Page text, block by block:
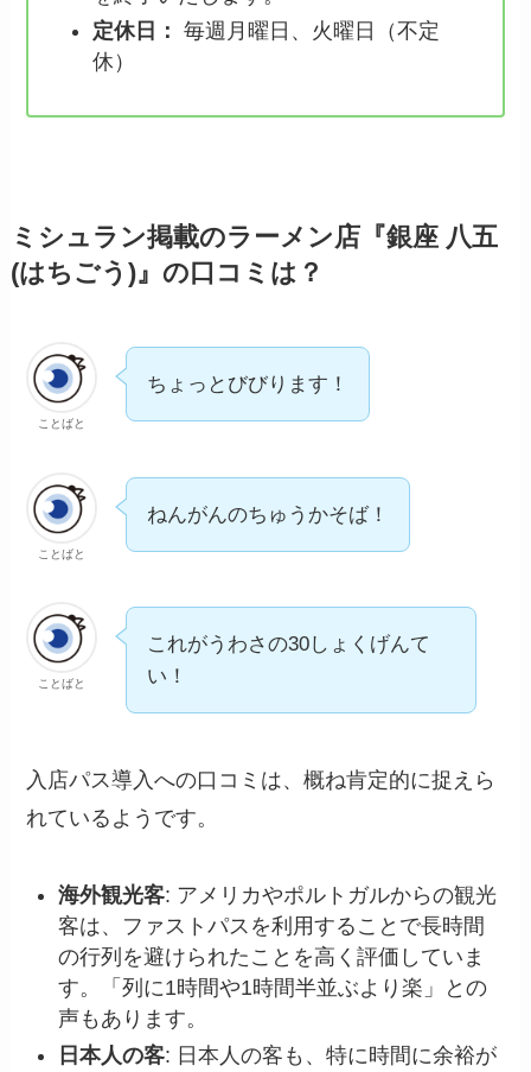
定休日： 毎週月曜日、火曜日（不定
休）
ミシュラン掲載のラーメン店『銀座 八五
(はちごう)』の口コミは？
ことばと
ちょっとびびります！
ことばと
ねんがんのちゅうかそば！
ことばと
これがうわさの30しょくげんて
い！
入店パス導入への口コミは、概ね肯定的に捉えら
れているようです。
海外観光客: アメリカやポルトガルからの観光
客は、ファストパスを利用することで長時間
の行列を避けられたことを高く評価していま
す。「列に1時間や1時間半並ぶより楽」との
声もあります。
日本人の客: 日本人の客も、特に時間に余裕が